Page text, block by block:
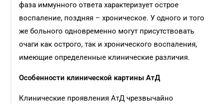
фаза иммунного ответа характеризует острое
воспаление, поздняя – хроническое. У одного и того
же больного одновременно могут присутствовать
очаги как острого, так и хронического воспаления,
имеющие определенные клинические различия.
Особенности клинической картины АтД
Клинические проявления АтД чрезвычайно